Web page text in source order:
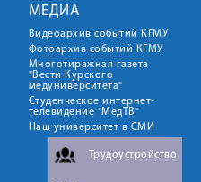
МЕДИА
Видеоархив событий КГМУ
Фотоархив событий КГМУ
Многотиражная газета
"Вести Курского
медуниверситета"
Студенческое интернет-
телевидение "МедТВ"
Наш университет в СМИ
Трудоустройство